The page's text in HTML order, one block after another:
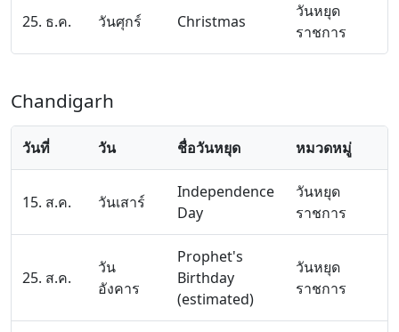
25. ธ.ค. วันศุกร์ Christmas
วันหยุด
ราชการ
Chandigarh
วันที่ วัน ชื่อวันหยุด หมวดหมู่
15. ส.ค. วันเสาร์
Independence
Day
วันหยุด
ราชการ
25. ส.ค.
วัน
อังคาร
Prophet's
Birthday
(estimated)
วันหยุด
ราชการ